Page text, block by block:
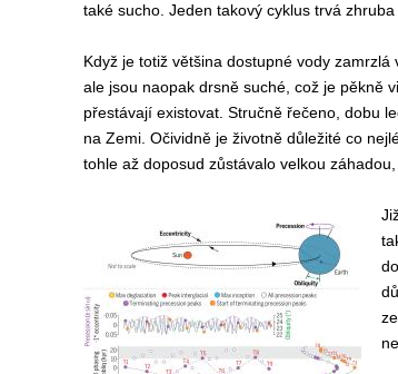
také sucho. Jeden takový cyklus trvá zhruba
Když je totiž většina dostupné vody
ale jsou naopak drsně suché, což je pěkně
přestávají existovat. Stručně řečeno, dobu
na Zemi. Očividně je životně důležité co
tohle až doposud zůstávalo velkou